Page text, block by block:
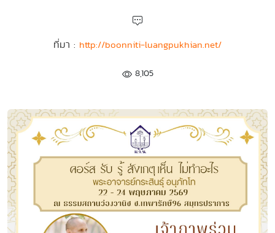
ที่มา : http://boonniti-luangpukhian.net/
8,105